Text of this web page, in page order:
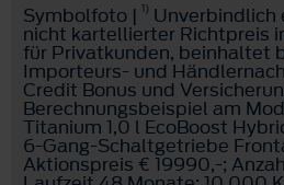
Symbolfoto | 1) Unverbindlich
nicht kartellierter Richtpreis
für Privatkunden, beinhaltet
Importeurs- und
Credit Bonus und
Berechnungsbeispiel am
Titanium 1,0 l EcoBoost
6-Gang-Schaltgetriebe
Aktionspreis € 19990,-;